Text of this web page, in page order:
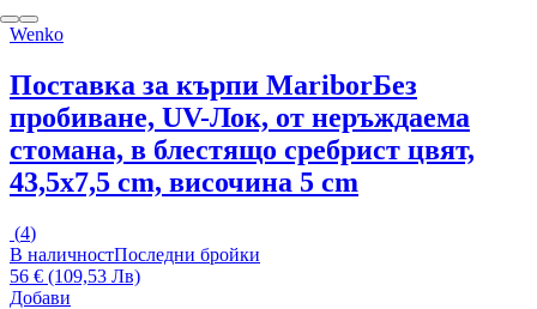
Wenko
Поставка за кърпи MariborБез
пробиване, UV-Лок, от неръждаема
стомана, в блестящо сребрист цвят,
43,5x7,5 cm, височина 5 cm
(4)
В наличностПоследни бройки
56 € (109,53 Лв)
Добави